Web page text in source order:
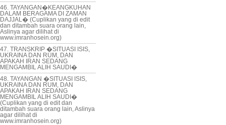
46. TAYANGAN�KEANGKUHAN
DALAM BERAGAMA DI ZAMAN
DAJJAL� (Cuplikan yang di edit
dan ditambah suara orang lain,
Aslinya agar dilihat di
www.imranhosein.org)
47. TRANSKRIP �SITUASI ISIS,
UKRAINA DAN RUM, DAN
APAKAH IRAN SEDANG
MENGAMBIL ALIH SAUDI�
48. TAYANGAN �SITUASI ISIS,
UKRAINA DAN RUM, DAN
APAKAH IRAN SEDANG
MENGAMBIL ALIH SAUDI�
(Cuplikan yang di edit dan
ditambah suara orang lain, Aslinya
agar dilihat di
www.imranhosein.org)